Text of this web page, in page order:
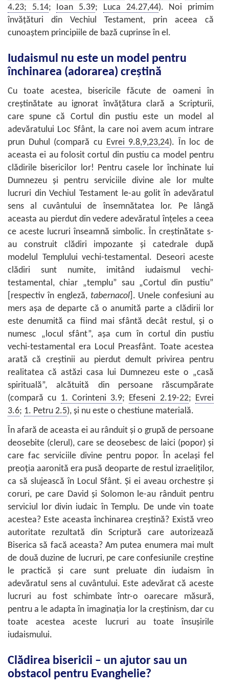
4.23; 5.14; Ioan 5.39; Luca 24.27,44). Noi primim
învăţături din Vechiul Testament, prin aceea că
cunoaştem principiile de bază cuprinse în el.
Iudaismul nu este un model pentru
închinarea (adorarea) creştină
Cu toate acestea, bisericile făcute de oameni în
creştinătate au ignorat învăţătura clară a Scripturii,
care spune că Cortul din pustiu este un model al
adevăratului Loc Sfânt, la care noi avem acum intrare
prun Duhul (compară cu Evrei 9.8,9,23,24). În loc de
aceasta ei au folosit cortul din pustiu ca model pentru
clădirile bisericilor lor! Pentru casele lor închinate lui
Dumnezeu şi pentru serviciile divine ale lor multe
lucruri din Vechiul Testament le-au golit în adevăratul
sens al cuvântului de însemnătatea lor. Pe lângă
aceasta au pierdut din vedere adevăratul înţeles a ceea
ce aceste lucruri înseamnă simbolic. În creştinătate s-
au construit clădiri impozante şi catedrale după
modelul Templului vechi-testamental. Deseori aceste
clădiri sunt numite, imitând iudaismul vechi-
testamental, chiar „templu” sau „Cortul din pustiu”
[respectiv în engleză, tabernacol]. Unele confesiuni au
mers aşa de departe că o anumită parte a clădirii lor
este denumită ca fiind mai sfântă decât restul, şi o
numesc „locul sfânt”, aşa cum în cortul din pustiu
vechi-testamental era Locul Preasfânt. Toate acestea
arată că creştinii au pierdut demult privirea pentru
realitatea că astăzi casa lui Dumnezeu este o „casă
spirituală”, alcătuită din persoane răscumpărate
(compară cu 1. Corinteni 3.9; Efeseni 2.19-22; Evrei
3.6; 1. Petru 2.5), şi nu este o chestiune materială.
În afară de aceasta ei au rânduit şi o grupă de persoane
deosebite (clerul), care se deosebesc de laici (popor) şi
care fac serviciile divine pentru popor. În acelaşi fel
preoţia aaronită era pusă deoparte de restul izraeliților,
ca să slujească în Locul Sfânt. Şi ei aveau orchestre şi
coruri, pe care David şi Solomon le-au rânduit pentru
serviciul lor divin iudaic în Templu. De unde vin toate
acestea? Este aceasta închinarea creştină? Există vreo
autoritate rezultată din Scriptură care autorizează
Biserica să facă aceasta? Am putea enumera mai mult
de două duzine de lucruri, pe care confesiunile creştine
le practică şi care sunt preluate din iudaism în
adevăratul sens al cuvântului. Este adevărat că aceste
lucruri au fost schimbate într-o oarecare măsură,
pentru a le adapta în imaginaţia lor la creştinism, dar cu
toate acestea aceste lucruri au toate însuşirile
iudaismului.
Clădirea bisericii – un ajutor sau un
obstacol pentru Evanghelie?